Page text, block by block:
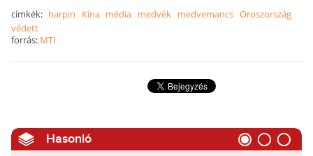
címkék: harpin Kína média medvék medvemancs Oroszország
védett
forrás: MTI
Hasonló